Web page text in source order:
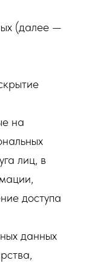
(далее —
на
лиц, в
доступа
данных